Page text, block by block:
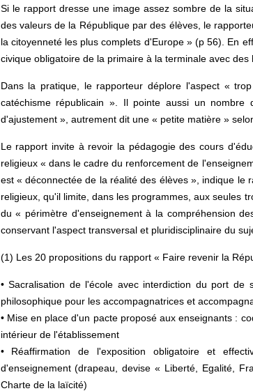
Si le rapport dresse une image assez sombre de la
des valeurs de la République par des élèves, le
la citoyenneté les plus complets d'Europe » (p 56). En
civique obligatoire de la primaire à la terminale avec des
Dans la pratique, le rapporteur déplore l'aspect «
catéchisme républicain ». Il pointe aussi un
d'ajustement », autrement dit une « petite matière »
Le rapport invite à revoir la pédagogie des cours
religieux « dans le cadre du renforcement de
est « déconnectée de la réalité des élèves », indique
religieux, qu'il limite, dans les programmes, aux seules
du « périmètre d'enseignement à la compréhension
conservant l'aspect transversal et pluridisciplinaire du
(1) Les 20 propositions du rapport « Faire revenir la
• Sacralisation de l'école avec interdiction du port de
philosophique pour les accompagnatrices et
• Mise en place d'un pacte proposé aux enseignants :
intérieur de l'établissement
• Réaffirmation de l'exposition obligatoire et
d'enseignement (drapeau, devise « Liberté, Egalité,
Charte de la laïcité)